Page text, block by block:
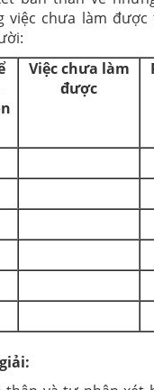
việc chưa làm
Việc chưa làm
được